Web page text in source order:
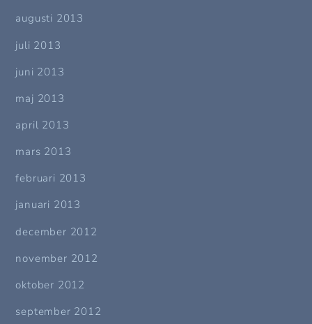
augusti 2013
juli 2013
juni 2013
maj 2013
april 2013
mars 2013
februari 2013
januari 2013
december 2012
november 2012
oktober 2012
september 2012